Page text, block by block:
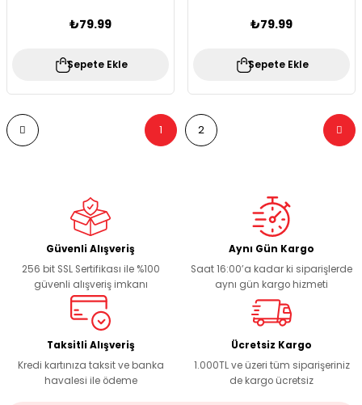
₺79.99
Sepete Ekle
₺79.99
Sepete Ekle
1 2
Güvenli Alışveriş
256 bit SSL Sertifikası ile %100
güvenli alışveriş imkanı
Aynı Gün Kargo
Saat 16:00’a kadar ki siparişlerde
aynı gün kargo hizmeti
Taksitli Alışveriş
Kredi kartınıza taksit ve banka
havalesi ile ödeme
Ücretsiz Kargo
1.000TL ve üzeri tüm siparişeriniz
de kargo ücretsiz